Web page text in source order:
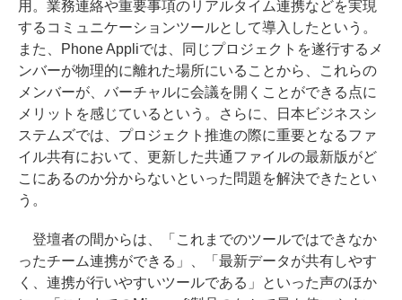
用。業務連絡や重要事項のリアルタイム連携などを実現
するコミュニケーションツールとして導入したという。
また、Phone Appliでは、同じプロジェクトを遂行するメ
ンバーが物理的に離れた場所にいることから、これらの
メンバーが、バーチャルに会議を開くことができる点に
メリットを感じているという。さらに、日本ビジネスシ
ステムズでは、プロジェクト推進の際に重要となるファ
イル共有において、更新した共通ファイルの最新版がど
こにあるのか分からないといった問題を解決できたとい
う。
登壇者の間からは、「これまでのツールではできなか
ったチーム連携ができる」、「最新データが共有しやす
く、連携が行いやすいツールである」といった声のほか